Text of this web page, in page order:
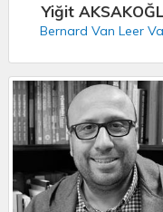
Yiğit
Bernard Van Leer